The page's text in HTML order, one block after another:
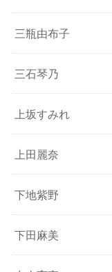
三瓶由布子
三石琴乃
上坂すみれ
上田麗奈
下地紫野
下田麻美